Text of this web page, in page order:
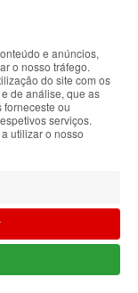
e anúncios,
o nosso tráfego.
do site com os
de análise, que as
ou
serviços.
utilizar o nosso